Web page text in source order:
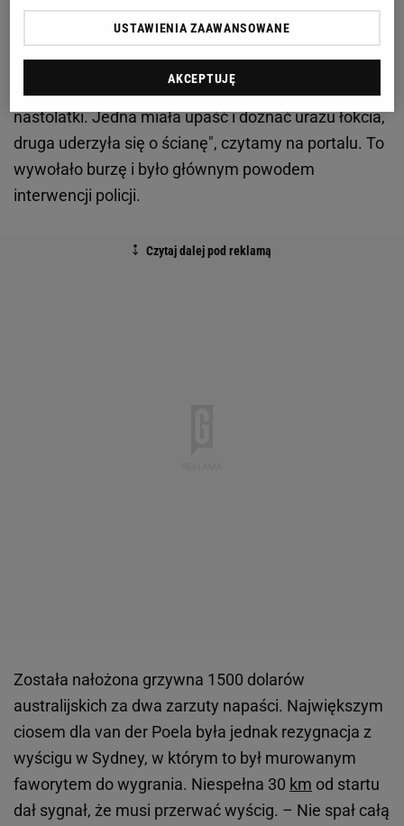
Sprawę relacjonowała belgijska Sporza i rzuciła inne
Van der Poel popchnął
nastolatki. Jedna miała upaść i doznać urazu łokcia,
druga uderzyła się o ścianę", czytamy na portalu. To
wywołało burzę i było głównym powodem
interwencji policji.
Została nałożona grzywna 1500 dolarów
australijskich za dwa zarzuty napaści. Największym
ciosem dla van der Poela była jednak rezygnacja z
wyścigu w Sydney, w którym to był murowanym
faworytem do wygrania. Niespełna 30 km od startu
dał sygnał, że musi przerwać wyścig. – Nie spał całą
USTAWIENIA ZAAWANSOWANE
AKCEPTUJĘ